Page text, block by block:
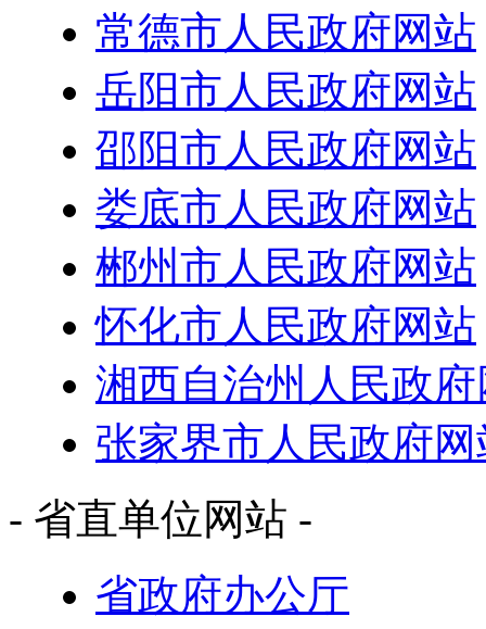
常德市人民政府网站
岳阳市人民政府网站
邵阳市人民政府网站
娄底市人民政府网站
郴州市人民政府网站
怀化市人民政府网站
湘西自治州人民政
张家界市人民政府网
- 省直单位网站 -
省政府办公厅